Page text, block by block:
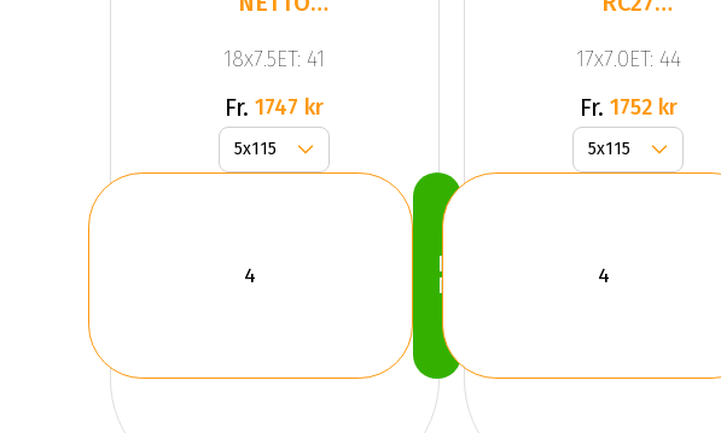
Gloss
Black /
Poli
18x7.5ET: 41
Fr. 1747 kr
Köp
Nu
Silv
17x7.0ET: 44
Fr. 1752 kr